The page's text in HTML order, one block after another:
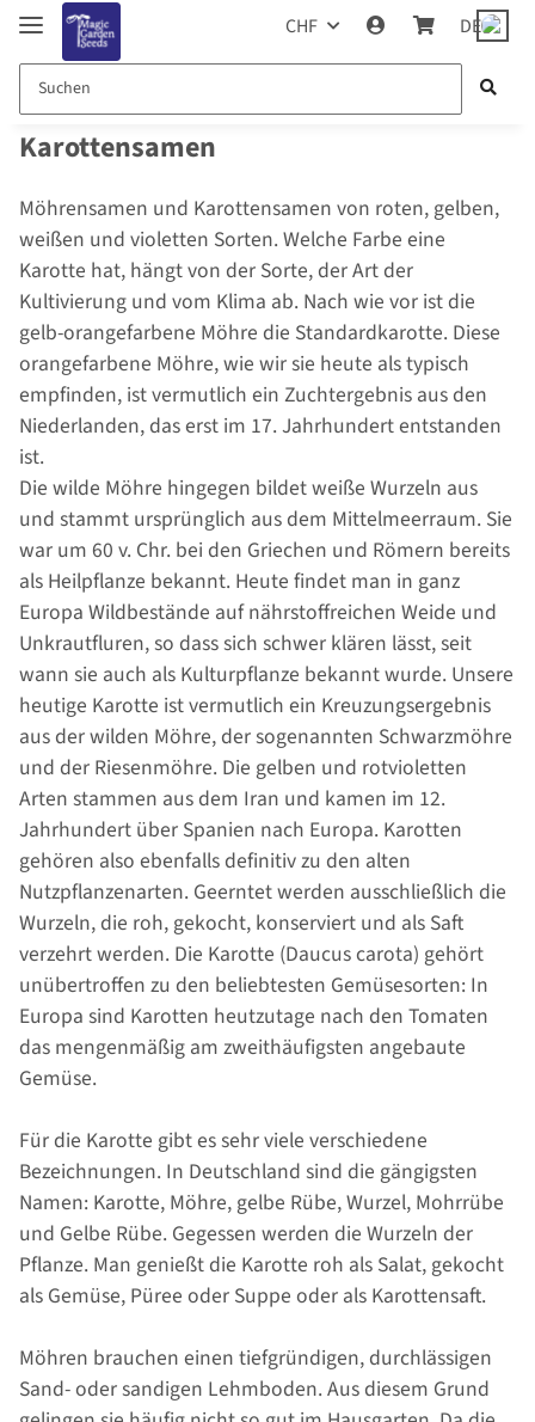
CHF DE
Karottensamen
Möhrensamen und Karottensamen von roten, gelben,
weißen und violetten Sorten. Welche Farbe eine
Karotte hat, hängt von der Sorte, der Art der
Kultivierung und vom Klima ab. Nach wie vor ist die
gelb-orangefarbene Möhre die Standardkarotte. Diese
orangefarbene Möhre, wie wir sie heute als typisch
empfinden, ist vermutlich ein Zuchtergebnis aus den
Niederlanden, das erst im 17. Jahrhundert entstanden
ist.
Die wilde Möhre hingegen bildet weiße Wurzeln aus
und stammt ursprünglich aus dem Mittelmeerraum. Sie
war um 60 v. Chr. bei den Griechen und Römern bereits
als Heilpflanze bekannt. Heute findet man in ganz
Europa Wildbestände auf nährstoffreichen Weide und
Unkrautfluren, so dass sich schwer klären lässt, seit
wann sie auch als Kulturpflanze bekannt wurde. Unsere
heutige Karotte ist vermutlich ein Kreuzungsergebnis
aus der wilden Möhre, der sogenannten Schwarzmöhre
und der Riesenmöhre. Die gelben und rotvioletten
Arten stammen aus dem Iran und kamen im 12.
Jahrhundert über Spanien nach Europa. Karotten
gehören also ebenfalls definitiv zu den alten
Nutzpflanzenarten. Geerntet werden ausschließlich die
Wurzeln, die roh, gekocht, konserviert und als Saft
verzehrt werden. Die Karotte (Daucus carota) gehört
unübertroffen zu den beliebtesten Gemüsesorten: In
Europa sind Karotten heutzutage nach den Tomaten
das mengenmäßig am zweithäufigsten angebaute
Gemüse.
Für die Karotte gibt es sehr viele verschiedene
Bezeichnungen. In Deutschland sind die gängigsten
Namen: Karotte, Möhre, gelbe Rübe, Wurzel, Mohrrübe
und Gelbe Rübe. Gegessen werden die Wurzeln der
Pflanze. Man genießt die Karotte roh als Salat, gekocht
als Gemüse, Püree oder Suppe oder als Karottensaft.
Möhren brauchen einen tiefgründigen, durchlässigen
Sand- oder sandigen Lehmboden. Aus diesem Grund